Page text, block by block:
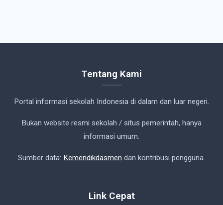
Tentang Kami
Portal informasi sekolah Indonesia di dalam dan luar negeri.
Bukan website resmi sekolah / situs pemerintah, hanya
informasi umum.
Sumber data: Kemendikdasmen dan kontribusi pengguna.
Link Cepat